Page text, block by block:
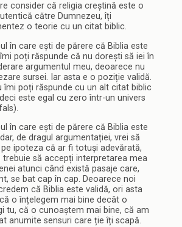
consider că religia creștină este o
către Dumnezeu, îți
o teorie cu un citat biblic.
în care ești de părere că Biblia este
poți răspunde că nu dorești să iei în
argumentul meu, deoarece nu
sursei. Iar asta e o poziție validă.
îmi poți răspunde cu un alt citat biblic
este egal cu zero într-un univers
în care ești de părere că Biblia este
de dragul argumentației, vrei să
ipoteza că ar fi totuși adevărată,
trebuie să accepți interpretarea mea
atunci când există pasaje care,
se bat cap în cap. Deoarece noi
că Biblia este validă, ori asta
o înțelegem mai bine decât o
tu, că o cunoaștem mai bine, că am
anumite sensuri care ție îți scapă.